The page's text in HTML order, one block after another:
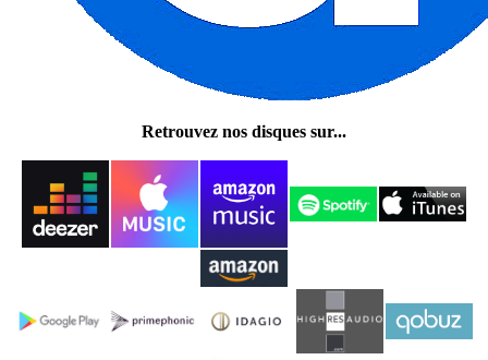
Retrouvez nos disques sur...